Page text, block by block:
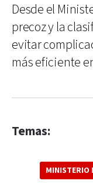
Desde el
precoz y la
evitar
más eficiente
Temas:
MINISTERIO